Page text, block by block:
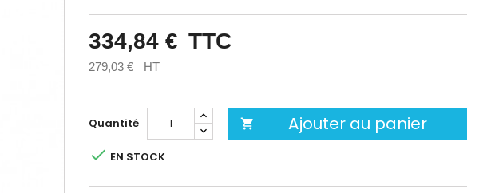
334,84 € TTC
279,03 € HT
Quantité  Ajouter au panier
 EN STOCK